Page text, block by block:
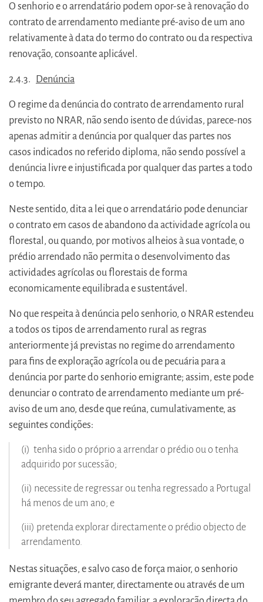
O senhorio e o arrendatário podem opor-se à renovação do
contrato de arrendamento mediante pré-aviso de um ano
relativamente à data do termo do contrato ou da respectiva
renovação, consoante aplicável.
2.4.3. Denúncia
O regime da denúncia do contrato de arrendamento rural
previsto no NRAR, não sendo isento de dúvidas, parece-nos
apenas admitir a denúncia por qualquer das partes nos
casos indicados no referido diploma, não sendo possível a
denúncia livre e injustificada por qualquer das partes a todo
o tempo.
Neste sentido, dita a lei que o arrendatário pode denunciar
o contrato em casos de abandono da actividade agrícola ou
florestal, ou quando, por motivos alheios à sua vontade, o
prédio arrendado não permita o desenvolvimento das
actividades agrícolas ou florestais de forma
economicamente equilibrada e sustentável.
No que respeita à denúncia pelo senhorio, o NRAR estendeu
a todos os tipos de arrendamento rural as regras
anteriormente já previstas no regime do arrendamento
para fins de exploração agrícola ou de pecuária para a
denúncia por parte do senhorio emigrante; assim, este pode
denunciar o contrato de arrendamento mediante um pré-
aviso de um ano, desde que reúna, cumulativamente, as
seguintes condições:
(i) tenha sido o próprio a arrendar o prédio ou o tenha
adquirido por sucessão;
(ii) necessite de regressar ou tenha regressado a Portugal
há menos de um ano; e
(iii) pretenda explorar directamente o prédio objecto de
arrendamento.
Nestas situações, e salvo caso de força maior, o senhorio
emigrante deverá manter, directamente ou através de um